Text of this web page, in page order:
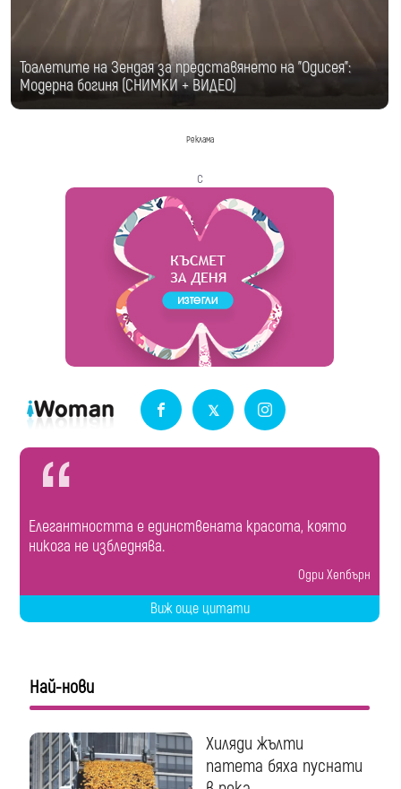
Тоалетите на Зендая за представянето на "Одисея":
Модерна богиня (СНИМКИ + ВИДЕО)
Реклама
с
Елегантността е единствената красота, която
никога не избледнява.
Одри Хепбърн
Виж още цитати
Най-нови
Хиляди жълти
патета бяха пуснати